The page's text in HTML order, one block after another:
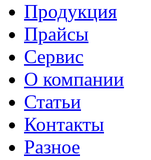
Продукция
Прайсы
Сервис
О компании
Статьи
Контакты
Разное